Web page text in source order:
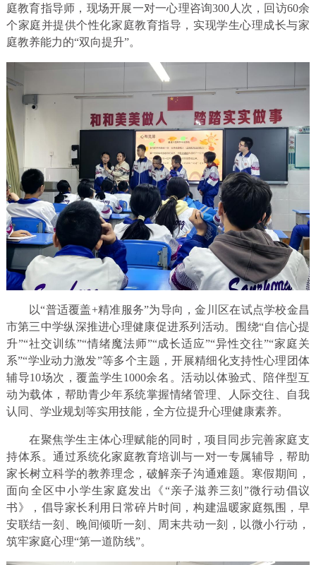
庭教育指导师，现场开展一对一心理咨询300人次，回访60余
个家庭并提供个性化家庭教育指导，实现学生心理成长与家
庭教养能力的“双向提升”。
以“普适覆盖+精准服务”为导向，金川区在试点学校金昌
市第三中学纵深推进心理健康促进系列活动。围绕“自信心提
升”“社交训练”“情绪魔法师”“成长适应”“异性交往”“家庭关
系”“学业动力激发”等多个主题，开展精细化支持性心理团体
辅导10场次，覆盖学生1000余名。活动以体验式、陪伴型互
动为载体，帮助青少年系统掌握情绪管理、人际交往、自我
认同、学业规划等实用技能，全方位提升心理健康素养。
在聚焦学生主体心理赋能的同时，项目同步完善家庭支
持体系。通过系统化家庭教育培训与一对一专属辅导，帮助
家长树立科学的教养理念，破解亲子沟通难题。寒假期间，
面向全区中小学生家庭发出《“亲子滋养三刻”微行动倡议
书》，倡导家长利用日常碎片时间，构建温暖家庭氛围，早
安联结一刻、晚间倾听一刻、周末共动一刻，以微小行动，
筑牢家庭心理“第一道防线”。